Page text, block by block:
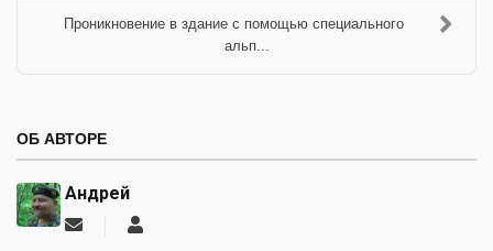
Проникновение в здание с помощью специального
альп...
ОБ АВТОРЕ
Андрей
Подписаться